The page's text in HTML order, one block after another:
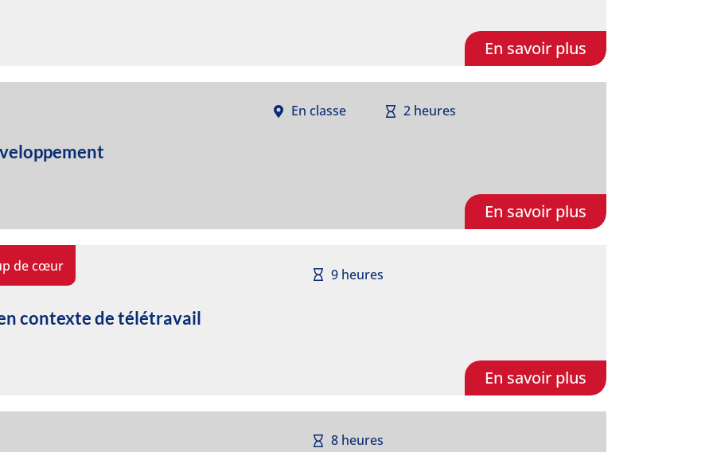
En savoir plus
En classe 2 heures
En savoir plus
de cœur 9 heures
contexte de télétravail
En savoir plus
8 heures